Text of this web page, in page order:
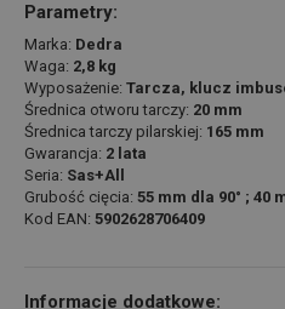
Parametry:
Marka: Dedra
Waga: 2,8 kg
Wyposażenie: Tarcza, klucz
Średnica otworu tarczy: 20 mm
Średnica tarczy pilarskiej: 165 mm
Gwarancja: 2 lata
Seria: Sas+All
Grubość cięcia: 55 mm dla 90° ; 40
Kod EAN: 5902628706409
Informacje dodatkowe: